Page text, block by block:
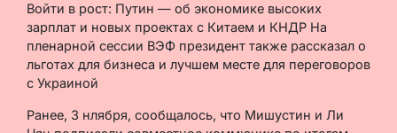
Войти в рост: Путин — об экономике высоких
зарплат и новых проектах с Китаем и КНДР На
пленарной сессии ВЭФ президент также рассказал о
льготах для бизнеса и лучшем месте для переговоров
с Украиной
Ранее, 3 нлября, сообщалось, что Мишустин и Ли